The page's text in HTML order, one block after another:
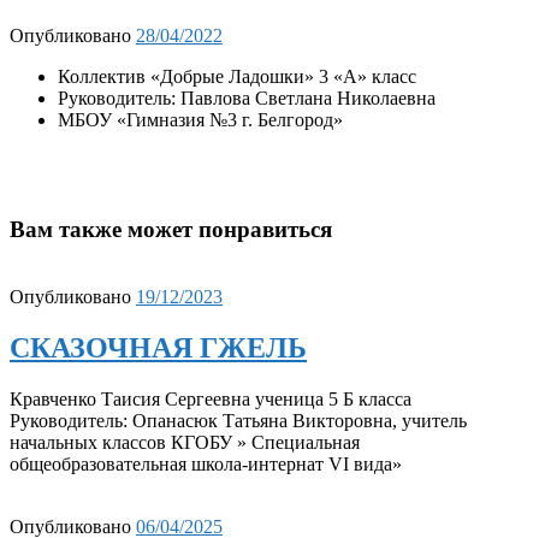
Опубликовано 28/04/2022
Коллектив «Добрые Ладошки» 3 «А» класс
Руководитель: Павлова Светлана Николаевна
МБОУ «Гимназия №3 г. Белгород»
Вам также может понравиться
Опубликовано 19/12/2023
СКАЗОЧНАЯ ГЖЕЛЬ
Кравченко Таисия Сергеевна ученица 5 Б класса
Руководитель: Опанасюк Татьяна Викторовна, учитель
начальных классов КГОБУ » Специальная
общеобразовательная школа-интернат VI вида»
Опубликовано 06/04/2025